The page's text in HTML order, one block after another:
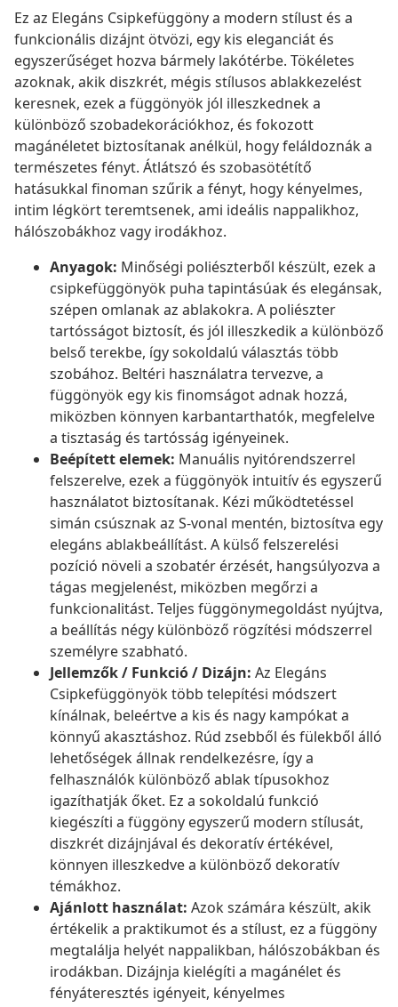
Ez az Elegáns Csipkefüggöny a modern stílust és a
funkcionális dizájnt ötvözi, egy kis eleganciát és
egyszerűséget hozva bármely lakótérbe. Tökéletes
azoknak, akik diszkrét, mégis stílusos ablakkezelést
keresnek, ezek a függönyök jól illeszkednek a
különböző szobadekorációkhoz, és fokozott
magánéletet biztosítanak anélkül, hogy feláldoznák a
természetes fényt. Átlátszó és szobasötétítő
hatásukkal finoman szűrik a fényt, hogy kényelmes,
intim légkört teremtsenek, ami ideális nappalikhoz,
hálószobákhoz vagy irodákhoz.
Anyagok: Minőségi poliészterből készült, ezek a
csipkefüggönyök puha tapintásúak és elegánsak,
szépen omlanak az ablakokra. A poliészter
tartósságot biztosít, és jól illeszkedik a különböző
belső terekbe, így sokoldalú választás több
szobához. Beltéri használatra tervezve, a
függönyök egy kis finomságot adnak hozzá,
miközben könnyen karbantarthatók, megfelelve
a tisztaság és tartósság igényeinek.
Beépített elemek: Manuális nyitórendszerrel
felszerelve, ezek a függönyök intuitív és egyszerű
használatot biztosítanak. Kézi működtetéssel
simán csúsznak az S-vonal mentén, biztosítva egy
elegáns ablakbeállítást. A külső felszerelési
pozíció növeli a szobatér érzését, hangsúlyozva a
tágas megjelenést, miközben megőrzi a
funkcionalitást. Teljes függönymegoldást nyújtva,
a beállítás négy különböző rögzítési módszerrel
személyre szabható.
Jellemzők / Funkció / Dizájn: Az Elegáns
Csipkefüggönyök több telepítési módszert
kínálnak, beleértve a kis és nagy kampókat a
könnyű akasztáshoz. Rúd zsebből és fülekből álló
lehetőségek állnak rendelkezésre, így a
felhasználók különböző ablak típusokhoz
igazíthatják őket. Ez a sokoldalú funkció
kiegészíti a függöny egyszerű modern stílusát,
diszkrét dizájnjával és dekoratív értékével,
könnyen illeszkedve a különböző dekoratív
témákhoz.
Ajánlott használat: Azok számára készült, akik
értékelik a praktikumot és a stílust, ez a függöny
megtalálja helyét nappalikban, hálószobákban és
irodákban. Dizájnja kielégíti a magánélet és
fényáteresztés igényeit, kényelmes